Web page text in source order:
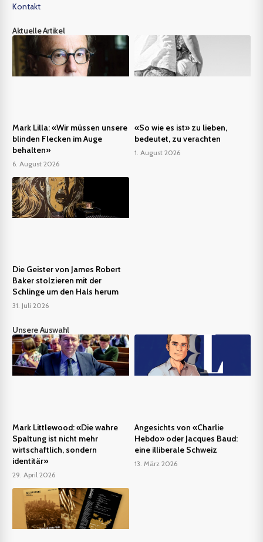
Kontakt
Aktuelle Artikel
Mark Lilla: «Wir müssen unsere
blinden Flecken im Auge
behalten»
6. August 2026
«So wie es ist» zu lieben,
bedeutet, zu verachten
1. August 2026
Die Geister von James Robert
Baker stolzieren mit der
Schlinge um den Hals herum
31. Juli 2026
Unsere Auswahl
Mark Littlewood: «Die wahre
Spaltung ist nicht mehr
wirtschaftlich, sondern
identitär»
29. April 2026
Angesichts von «Charlie
Hebdo» oder Jacques Baud:
eine illiberale Schweiz
13. März 2026